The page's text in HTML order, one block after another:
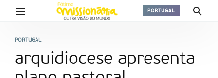
PORTUGAL
PORTUGAL
arquidiocese apresenta